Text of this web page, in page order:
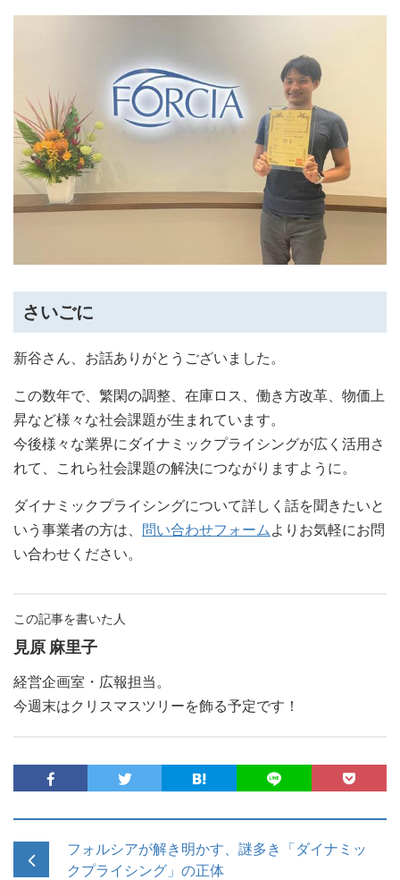
さいごに
新谷さん、お話ありがとうございました。
この数年で、繁閑の調整、在庫ロス、働き方改革、物価上
昇など様々な社会課題が生まれています。
今後様々な業界にダイナミックプライシングが広く活用さ
れて、これら社会課題の解決につながりますように。
ダイナミックプライシングについて詳しく話を聞きたいと
いう事業者の方は、 問い合わせフォームよりお気軽にお問
い合わせください。
この記事を書いた人
見原 麻里子
経営企画室・広報担当。
今週末はクリスマスツリーを飾る予定です！
フォルシアが解き明かす、謎多き「ダイナミッ
クプライシング」の正体